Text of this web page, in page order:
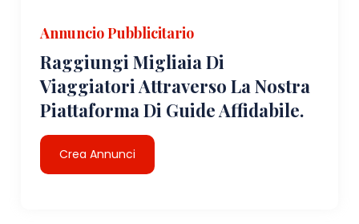
Annuncio Pubblicitario
Raggiungi Migliaia Di
Viaggiatori Attraverso La Nostra
Piattaforma Di Guide Affidabile.
Crea Annunci